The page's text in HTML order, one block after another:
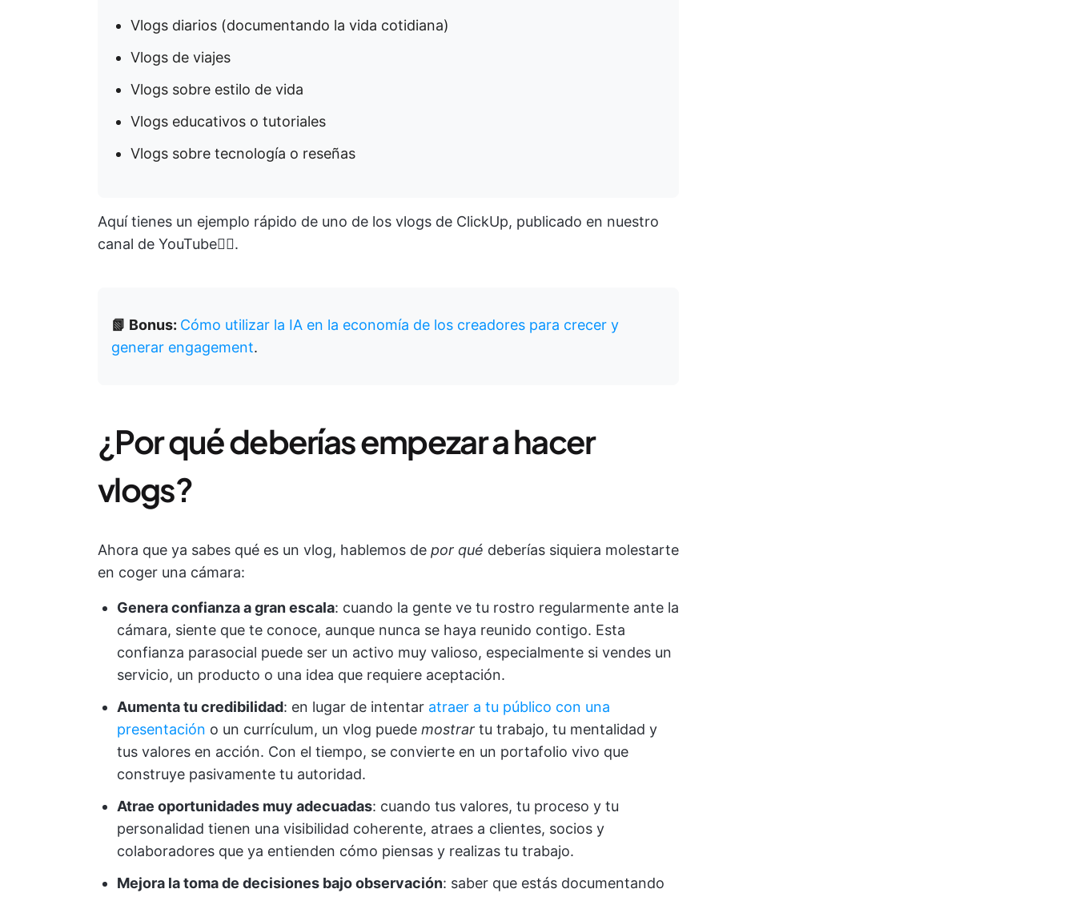
Vlogs diarios (documentando la vida cotidiana)
Vlogs de viajes
Vlogs sobre estilo de vida
Vlogs educativos o tutoriales
Vlogs sobre tecnología o reseñas
Aquí tienes un ejemplo rápido de uno de los vlogs de ClickUp, publicado en nuestro
canal de YouTube👇🏽.
📗 Bonus: Cómo utilizar la IA en la economía de los creadores para crecer y
generar engagement.
¿Por qué deberías empezar a hacer
vlogs?
Ahora que ya sabes qué es un vlog, hablemos de por qué deberías siquiera molestarte
en coger una cámara:
Genera confianza a gran escala: cuando la gente ve tu rostro regularmente ante la
cámara, siente que te conoce, aunque nunca se haya reunido contigo. Esta
confianza parasocial puede ser un activo muy valioso, especialmente si vendes un
servicio, un producto o una idea que requiere aceptación.
Aumenta tu credibilidad: en lugar de intentar atraer a tu público con una
presentación o un currículum, un vlog puede mostrar tu trabajo, tu mentalidad y
tus valores en acción. Con el tiempo, se convierte en un portafolio vivo que
construye pasivamente tu autoridad.
Atrae oportunidades muy adecuadas: cuando tus valores, tu proceso y tu
personalidad tienen una visibilidad coherente, atraes a clientes, socios y
colaboradores que ya entienden cómo piensas y realizas tu trabajo.
Mejora la toma de decisiones bajo observación: saber que estás documentando